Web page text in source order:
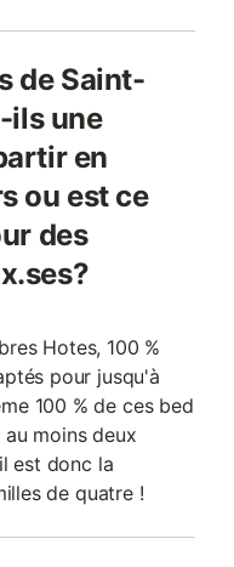
de Saint-
ils une
en
ou est ce
des
Hotes, 100 %
pour jusqu'à
100 % de ces bed
moins deux
est donc la
de quatre !